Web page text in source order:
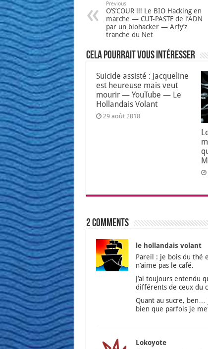
Previous
O’S’COUR !!! Le BIO Hacking en
marche — CUT-PASTE de l’ADN
par un biohacker — Arfy’z
tranche du Net
Cela pourrait vous intéresser
Suicide assisté : Jacqueline
est heureuse mais veut
mourir — YouTube — Le
Hollandais Volant
29 août 2018
2 comments
le hollandais volant
Pareil : je bois du thé
n’aime pas le café.
J’ai tou­jours enten­du
dif­fé­rents de ceux du
Quant au sucre, ben…
bien que par­fois je
Lokoyote